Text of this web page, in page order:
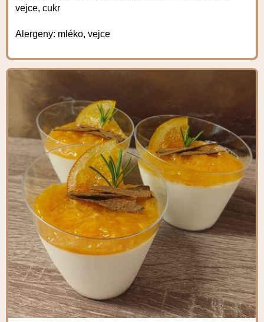
vejce, cukr
Alergeny: mléko, vejce